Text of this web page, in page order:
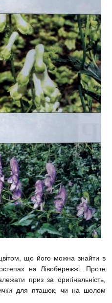
що його можна знайти в
на Лівобережжі. Проте
приз за оригінальність,
для пташок, чи на шолом